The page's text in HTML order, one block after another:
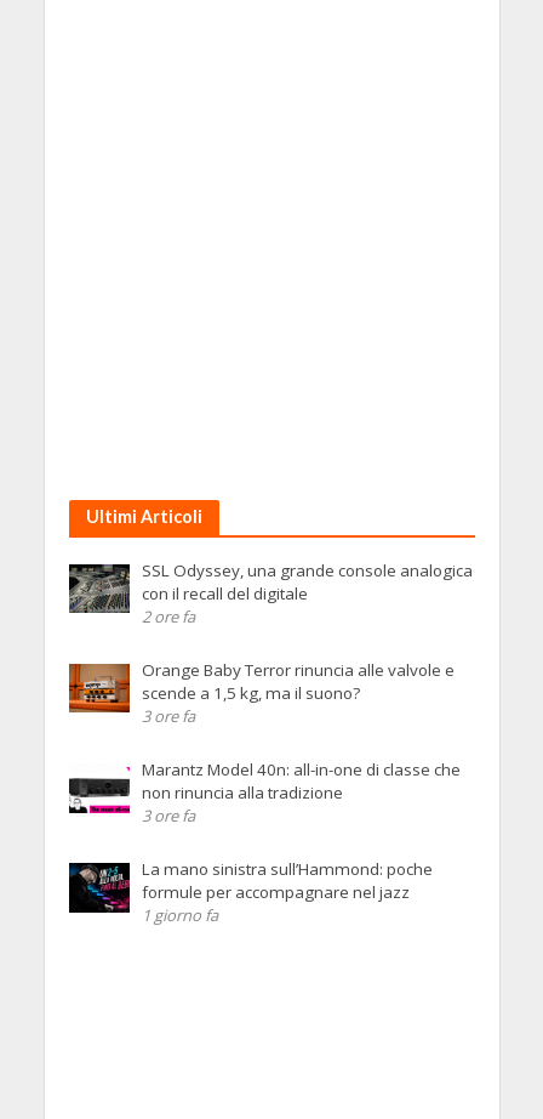
Ultimi Articoli
SSL Odyssey, una grande console analogica
con il recall del digitale
2 ore fa
Orange Baby Terror rinuncia alle valvole e
scende a 1,5 kg, ma il suono?
3 ore fa
Marantz Model 40n: all-in-one di classe che
non rinuncia alla tradizione
3 ore fa
La mano sinistra sull’Hammond: poche
formule per accompagnare nel jazz
1 giorno fa